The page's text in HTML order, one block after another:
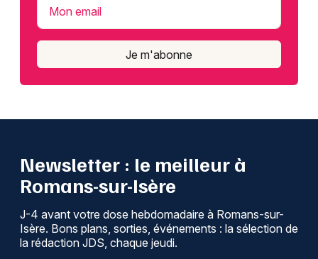
Mon email
Je m'abonne
Newsletter : le meilleur à
Romans-sur-Isère
J-4 avant votre dose hebdomadaire à Romans-sur-
Isère. Bons plans, sorties, événements : la sélection de
la rédaction JDS, chaque jeudi.